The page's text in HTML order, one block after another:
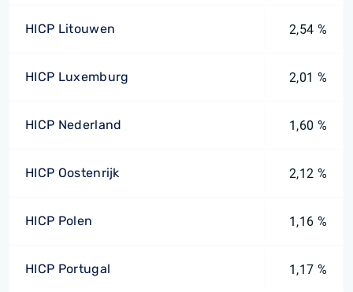
HICP Litouwen 2,54 %
HICP Luxemburg 2,01 %
HICP Nederland 1,60 %
HICP Oostenrijk 2,12 %
HICP Polen 1,16 %
HICP Portugal 1,17 %